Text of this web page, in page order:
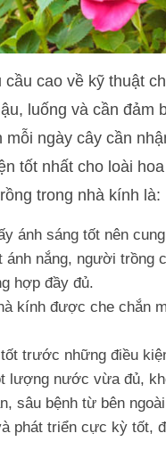
cầu cao về kỹ thuật
luống và cần
ngày cây cần
tốt nhất cho loài
trong nhà kính là:
ánh sáng tốt nên
ánh nắng, người trồng
hợp đầy đủ.
kính được che chắn
trước những điều
lượng nước vừa đủ,
sâu bệnh từ bên ngoài
phát triển cực kỳ tốt,